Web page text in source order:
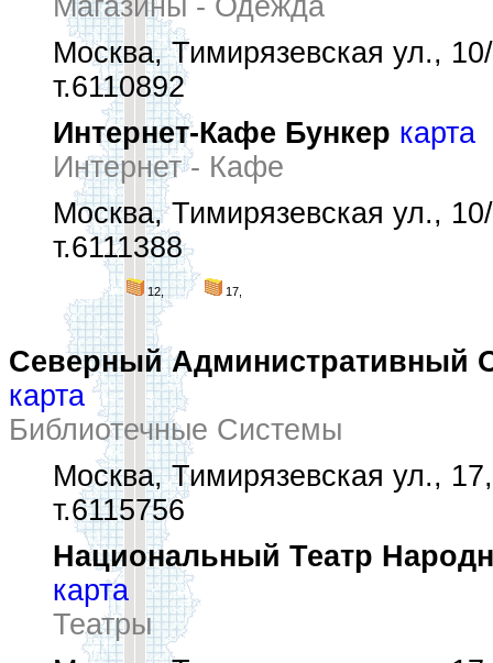
Магазины - Одежда
Москва, Тимирязевская ул.,
т.6110892
Интернет-Кафе Бункер карта
Интернет - Кафе
Москва, Тимирязевская ул.,
т.6111388
12, 17,
Северный Административный
карта
Библиотечные Системы
Москва, Тимирязевская ул.,
т.6115756
Национальный Театр
карта
Театры